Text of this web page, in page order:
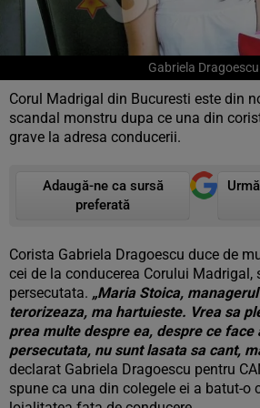
Gabriela Dragoescu
Corul Madrigal din Bucuresti este din
scandal monstru dupa ce una din
grave la adresa conducerii.
Adaugă-ne ca sursă
preferată
Corista Gabriela Dragoescu duce de
cei de la conducerea Corului Madrigal,
persecutata. „Maria Stoica,
terorizeaza, ma hartuieste. Vrea sa
prea multe despre ea, despre ce face
persecutata, nu sunt lasata sa cant,
declarat Gabriela Dragoescu pentru
spune ca una din colegele ei a batut-o